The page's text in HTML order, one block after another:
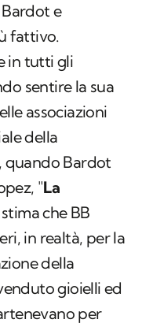
e
fattivo.
in tutti gli
sentire la sua
associazioni
della
quando Bardot
"La
che BB
in realtà, per la
della
gioielli ed
per